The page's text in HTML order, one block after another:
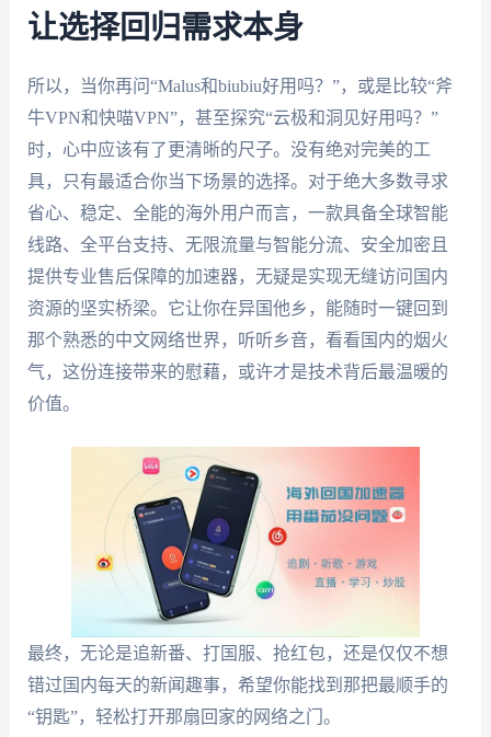
让选择回归需求本身
所以，当你再问“Malus和biubiu好用吗？”，或是比较“斧
牛VPN和快喵VPN”，甚至探究“云极和洞见好用吗？”
时，心中应该有了更清晰的尺子。没有绝对完美的工
具，只有最适合你当下场景的选择。对于绝大多数寻求
省心、稳定、全能的海外用户而言，一款具备全球智能
线路、全平台支持、无限流量与智能分流、安全加密且
提供专业售后保障的加速器，无疑是实现无缝访问国内
资源的坚实桥梁。它让你在异国他乡，能随时一键回到
那个熟悉的中文网络世界，听听乡音，看看国内的烟火
气，这份连接带来的慰藉，或许才是技术背后最温暖的
价值。
最终，无论是追新番、打国服、抢红包，还是仅仅不想
错过国内每天的新闻趣事，希望你能找到那把最顺手的
“钥匙”，轻松打开那扇回家的网络之门。